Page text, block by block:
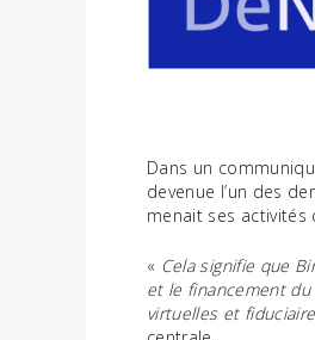
Dans un
devenue l’un des
menait ses activités
« Cela signifie que
et le financement du
virtuelles et